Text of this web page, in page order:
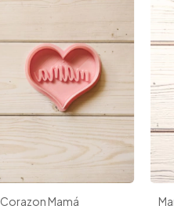
Corazon Mamá